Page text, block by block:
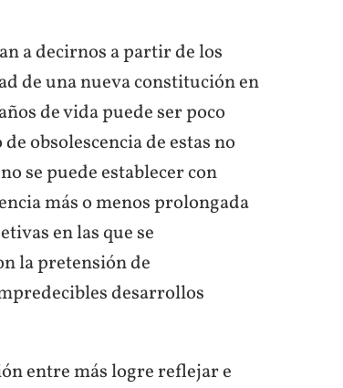
a decirnos a partir de los
de una nueva constitución en
de vida puede ser poco
obsolescencia de estas no
se puede establecer con
más o menos prolongada
en las que se
la pretensión de
desarrollos
entre más logre reflejar e